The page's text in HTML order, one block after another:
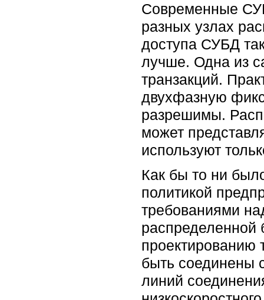
Современные
разных узлах
доступа СУБД
лучше. Одна из
транзакций.
двухфазную
разрешимы.
может
используют
Как бы то ни
политикой
требованиями
распределенной
проектированию
быть соединены
линий